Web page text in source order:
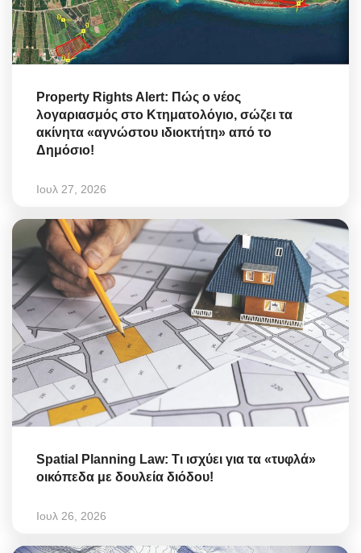
Property Rights Alert: Πώς ο νέος
λογαριασμός στο Κτηματολόγιο, σώζει τα
ακίνητα «αγνώστου ιδιοκτήτη» από το
Δημόσιο!
Ιουλ 27, 2026
Spatial Planning Law: Τι ισχύει για τα «τυφλά»
οικόπεδα με δουλεία διόδου!
Ιουλ 26, 2026